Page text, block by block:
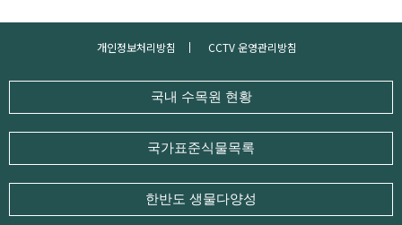
개인정보처리방침 CCTV 운영관리방침
국내 수목원 현황
국가표준식물목록
한반도 생물다양성